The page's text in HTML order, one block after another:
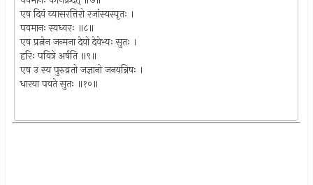
एष दिवं व्यासरत्तिरो रजांस्यस्पृतः ।
पवमानः स्वध्वरः ॥८॥
एष प्रत्नेन जन्मना देवो देवेभ्यः सुतः ।
हरिः पवित्रे अर्षति ॥९॥
एष उ स्य पुरुव्रतो जज्ञानो जनयन्निषः ।
धारया पवते सुतः ॥१०॥